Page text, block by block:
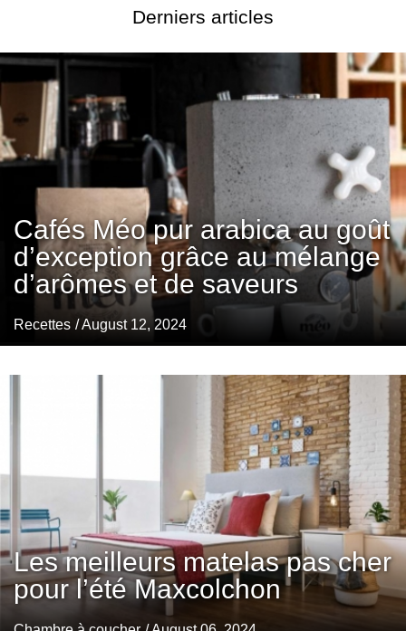
Derniers articles
Cafés Méo pur arabica au goût
d’exception grâce au mélange
d’arômes et de saveurs
Recettes / August 12, 2024
Les meilleurs matelas pas cher
pour l’été Maxcolchon